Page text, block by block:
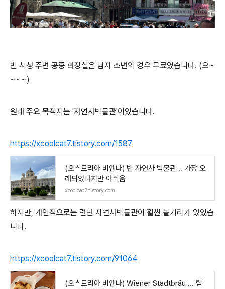
빈 시청 주변 공중 화장실은 남자 소변의 경우 무료였습니다. (오~
~~~)
원래 주요 목적지는 '자연사박물관'이었습니다.
https://xcoolcat7.tistory.com/1587
(오스트리아 비엔나) 빈 자연사 박물관 .. 가장 오
래되었다지만 아쉬움
xcoolcat7.tistory.com
하지만, 개인적으로는 런던 자연사박물관이 훨씬 볼거리가 있었습
니다.
https://xcoolcat7.tistory.com/91064
(오스트리아 비엔나) Wiener Stadtbräu ... 립